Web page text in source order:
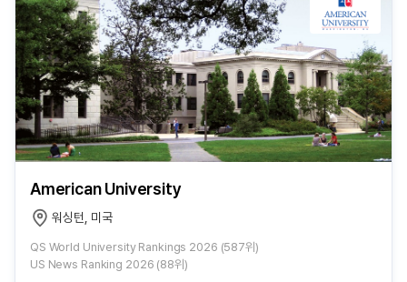
American University
워싱턴, 미국
QS World University Rankings 2026 (587위)
US News Ranking 2026 (88위)